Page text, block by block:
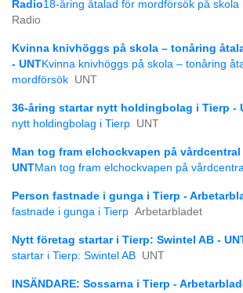
Radio18-åring åtalad för mordförsök på skola
Radio
Kvinna knivhöggs på skola – tonåring
- UNTKvinna knivhöggs på skola – tonåring
mordförsök UNT
36-åring startar nytt holdingbolag i Tierp -
nytt holdingbolag i Tierp UNT
Man tog fram elchockvapen på vårdcentral
UNTMan tog fram elchockvapen på
Person fastnade i gunga i Tierp -
fastnade i gunga i Tierp Arbetarbladet
Nytt företag startar i Tierp: Swintel AB -
startar i Tierp: Swintel AB UNT
INSÄNDARE: Sossarna i Tierp -